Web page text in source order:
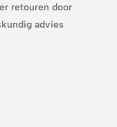
retouren door
advies